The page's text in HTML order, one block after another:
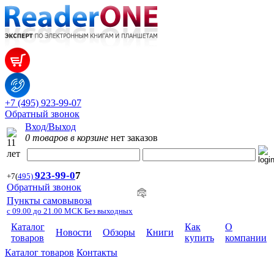
+7 (495) 923-99-07
Обратный звонок
Вход/Выход
0 товаров в корзине нет заказов
+7(495) 923-99-07
Обратный звонок
Пункты самовывоза
с 09.00 до 21.00 МСК Без выходных
Каталог
товаров
Новости Обзоры Книги
Как
купить
О
компании
Каталог товаров Контакты